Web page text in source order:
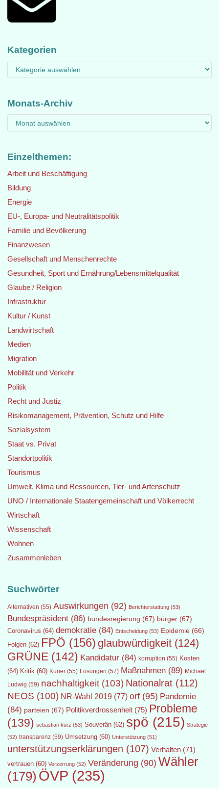
Kategorien
Monats-Archiv
Einzelthemen:
Arbeit und Beschäftigung
Bildung
Energie
EU-, Europa- und Neutralitätspolitik
Familie und Bevölkerung
Finanzwesen
Gesellschaft und Menschenrechte
Gesundheit, Sport und Ernährung/Lebensmittelqualität
Glaube / Religion
Infrastruktur
Kultur / Kunst
Landwirtschaft
Medien
Migration
Mobilität und Verkehr
Politik
Recht und Justiz
Risikomanagement, Prävention, Schutz und Hilfe
Sozialsystem
Staat vs. Privat
Standortpolitik
Tourismus
Umwelt, Klima und Ressourcen, Tier- und Artenschutz
UNO / Internationale Staatengemeinschaft und Völkerrecht
Wirtschaft
Wissenschaft
Wohnen
Zusammenleben
Suchwörter
Alternativen (55) Auswirkungen (92) Berichterstattung (53)
Bundespräsident (86) bundesregierung (67) bürger (67)
Coronavirus (64) demokratie (84) Entscheidung (53) Epidemie (66)
Folgen (62) FPÖ (156) glaubwürdigkeit (124)
GRÜNE (142) Kandidatur (84) korruption (55) Kosten
(64) Kritik (60) Kurier (55) Lösungen (57) Maßnahmen (89) Michael
Ludwig (59) nachhaltigkeit (103) Nationalrat (112)
NEOS (100) NR-Wahl 2019 (77) orf (95) Pandemie
(84) parteien (67) Politikverdrossenheit (75) Probleme
(139) sebastian kurz (53) Souverän (62) spö (215) Strategie
(52) transparenz (59) Umsetzung (60) Unterstützung (51)
unterstützungserklärungen (107) Verhalten (71)
vertrauen (60) Verzerrung (52) Veränderung (90) Wähler
(179) ÖVP (235)